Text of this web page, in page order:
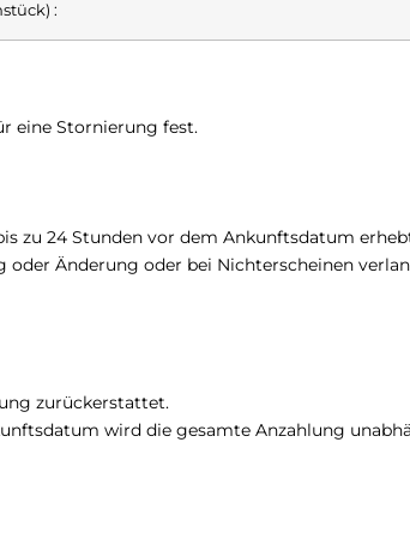
:
eine Stornierung fest.
zu 24 Stunden vor dem Ankunftsdatum
Änderung oder bei Nichterscheinen
zurückerstattet.
wird die gesamte Anzahlung